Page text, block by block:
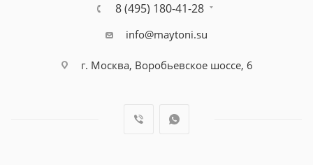
8 (495) 180-41-28
info@maytoni.su
г. Москва, Воробьевское шоссе, 6